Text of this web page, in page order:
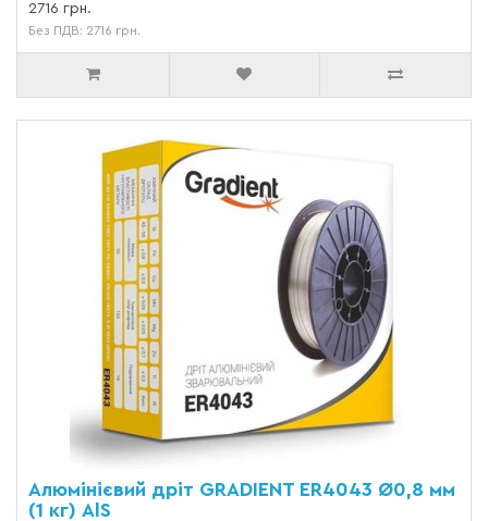
2716 грн.
Без ПДВ: 2716 грн.
Алюмінієвий дріт GRADIENT ER4043 Ø0,8 мм
(1 кг) AlS